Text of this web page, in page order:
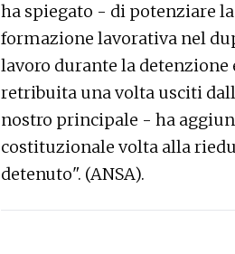
ha spiegato - di potenziare
formazione lavorativa nel
lavoro durante la detenzione
retribuita una volta usciti
nostro principale - ha
costituzionale volta alla
detenuto". (ANSA).